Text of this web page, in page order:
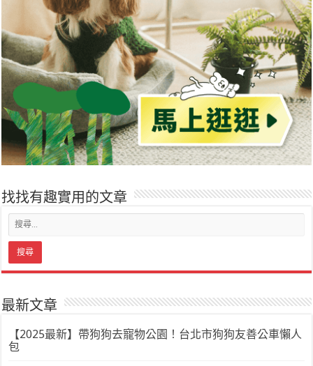
找找有趣實用的文章
最新文章
【2025最新】帶狗狗去寵物公園！台北市狗狗友善公車懶人
包